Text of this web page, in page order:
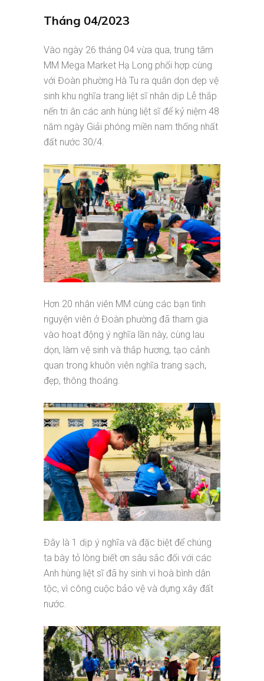
Tháng 04/2023
Vào ngày 26 tháng 04 vừa qua, trung tâm
MM Mega Market Hạ Long phối hợp cùng
với Đoàn phường Hà Tu ra quân dọn dẹp vệ
sinh khu nghĩa trang liệt sĩ nhân dịp Lễ thắp
nến tri ân các anh hùng liệt sĩ để kỷ niệm 48
năm ngày Giải phóng miền nam thống nhất
đất nước 30/4.
Hơn 20 nhân viên MM cùng các bạn tình
nguyện viên ở Đoàn phường đã tham gia
vào hoạt động ý nghĩa lần này, cùng lau
dọn, làm vệ sinh và thắp hương, tạo cảnh
quan trong khuôn viên nghĩa trang sạch,
đẹp, thông thoáng.
Đây là 1 dịp ý nghĩa và đặc biệt để chúng
ta bày tỏ lòng biết ơn sâu sắc đối với các
Anh hùng liệt sĩ đã hy sinh vì hoà bình dân
tộc, vì công cuộc bảo vệ và dựng xây đất
nước.